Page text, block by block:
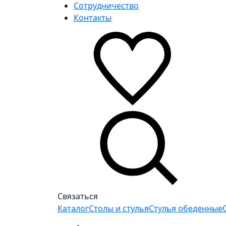
Сотрудничество
Контакты
Связаться
КаталогСтолы и стульяСтулья обеденные